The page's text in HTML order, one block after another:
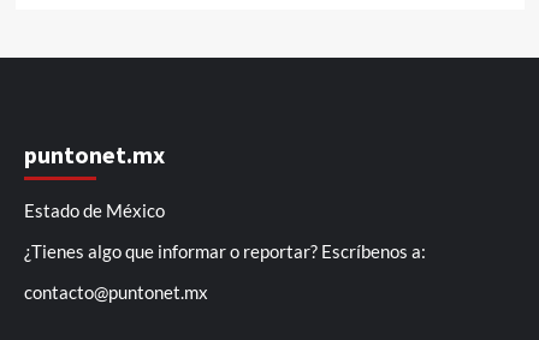
puntonet.mx
Estado de México
¿Tienes algo que informar o reportar? Escríbenos a:
contacto@puntonet.mx